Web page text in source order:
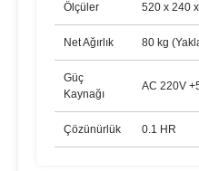
Ölçüler 520 x 240
Net Ağırlık 80 kg
Güç
Kaynağı
AC 220V
Çözünürlük 0.1 HR